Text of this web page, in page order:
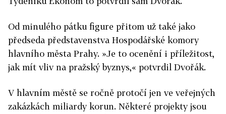
Od minulého pátku figure přitom už také jako
předseda představenstva Hospodářské komory
hlavního města Prahy. »Je to ocenění i příležitost,
jak mít vliv na pražský byznys,« potvrdil Dvořák.
V hlavním městě se ročně protočí jen ve veřejných
zakázkách miliardy korun. Některé projekty jsou